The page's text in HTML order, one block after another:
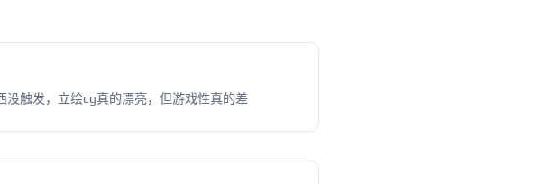
触发，立绘cg真的漂亮，但游戏性真的差